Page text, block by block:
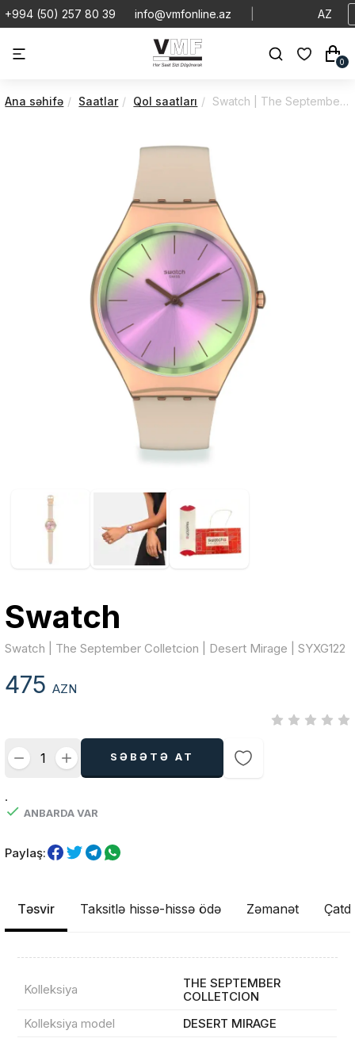
+994 (50) 257 80 39 info@vmfonline.az AZ
0
Ana səhifə Saatlar Qol saatları Swatch | The September Colletcion | Desert Mirage | SYXG122
Swatch
Swatch | The September Colletcion | Desert Mirage | SYXG122
475AZN
SƏBƏTƏ AT
.
ANBARDA VAR
Paylaş:
Təsvir Taksitlə hissə-hissə ödə Zəmanət
Kolleksiya
THE SEPTEMBER
COLLETCION
Kolleksiya model
DESERT MIRAGE